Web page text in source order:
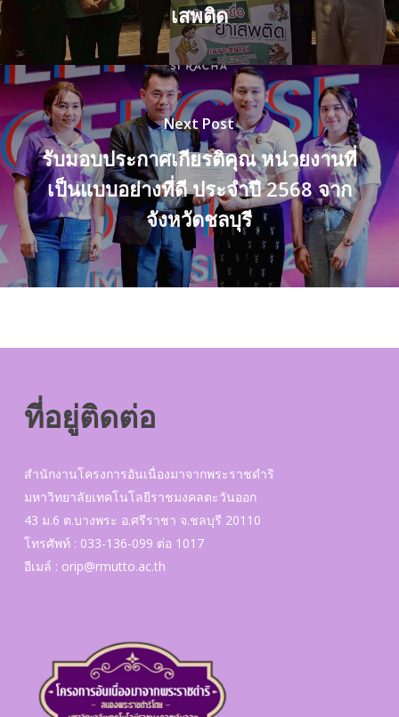
เสพติด
Next Post
รับมอบประกาศเกียรติคุณ หน่วยงานที่
เป็นแบบอย่างที่ดี ประจำปี 2568 จาก
จังหวัดชลบุรี
ที่อยู่ติดต่อ
สำนักงานโครงการอันเนื่องมาจากพระราชดำริ
มหาวิทยาลัยเทคโนโลยีราชมงคลตะวันออก
43 ม.6 ต.บางพระ อ.ศรีราชา จ.ชลบุรี 20110
โทรศัพท์ : 033-136-099 ต่อ 1017
อีเมล์ : orip@rmutto.ac.th